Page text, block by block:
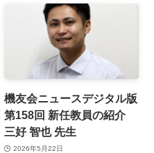
機友会ニュースデジタル版
第158回 新任教員の紹介
三好 智也 先生
2026年5月22日